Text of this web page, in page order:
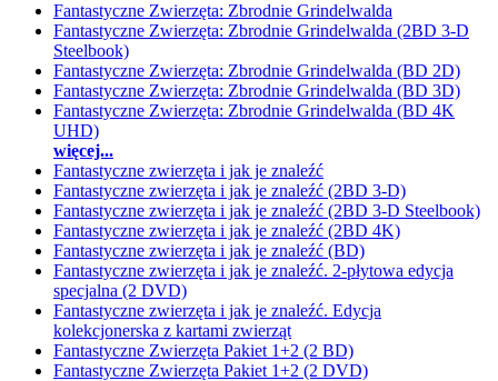
Fantastyczne Zwierzęta: Zbrodnie Grindelwalda
Fantastyczne Zwierzęta: Zbrodnie Grindelwalda (2BD 3-D
Steelbook)
Fantastyczne Zwierzęta: Zbrodnie Grindelwalda (BD 2D)
Fantastyczne Zwierzęta: Zbrodnie Grindelwalda (BD 3D)
Fantastyczne Zwierzęta: Zbrodnie Grindelwalda (BD 4K
UHD)
więcej...
Fantastyczne zwierzęta i jak je znaleźć
Fantastyczne zwierzęta i jak je znaleźć (2BD 3-D)
Fantastyczne zwierzęta i jak je znaleźć (2BD 3-D Steelbook)
Fantastyczne zwierzęta i jak je znaleźć (2BD 4K)
Fantastyczne zwierzęta i jak je znaleźć (BD)
Fantastyczne zwierzęta i jak je znaleźć. 2-płytowa edycja
specjalna (2 DVD)
Fantastyczne zwierzęta i jak je znaleźć. Edycja
kolekcjonerska z kartami zwierząt
Fantastyczne Zwierzęta Pakiet 1+2 (2 BD)
Fantastyczne Zwierzęta Pakiet 1+2 (2 DVD)